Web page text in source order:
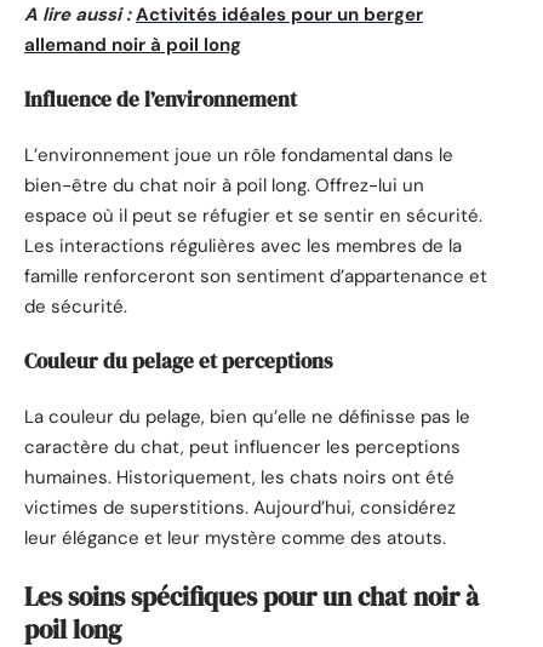
A lire aussi : Activités idéales pour un berger
allemand noir à poil long
Influence de l’environnement
L’environnement joue un rôle fondamental dans le
bien-être du chat noir à poil long. Offrez-lui un
espace où il peut se réfugier et se sentir en sécurité.
Les interactions régulières avec les membres de la
famille renforceront son sentiment d’appartenance et
de sécurité.
Couleur du pelage et perceptions
La couleur du pelage, bien qu’elle ne définisse pas le
caractère du chat, peut influencer les perceptions
humaines. Historiquement, les chats noirs ont été
victimes de superstitions. Aujourd’hui, considérez
leur élégance et leur mystère comme des atouts.
Les soins spécifiques pour un chat noir à
poil long